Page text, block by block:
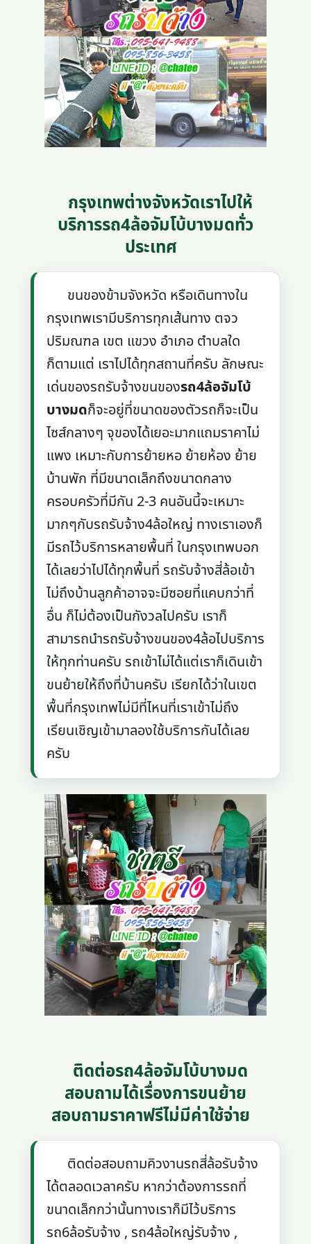
กรุงเทพต่างจังหวัดเราไปให้
บริการรถ4ล้อจัมโบ้บางมดทั่ว
ประเทศ
ขนของข้ามจังหวัด หรือเดินทางใน
กรุงเทพเรามีบริการทุกเส้นทาง ตจว
ปริมณฑล เขต แขวง อำเภอ ตำบลใด
ก็ตามแต่ เราไปได้ทุกสถานที่ครับ ลักษณะ
เด่นของรถรับจ้างขนของรถ4ล้อจัมโบ้
บางมดก็จะอยู่ที่ขนาดของตัวรถก็จะเป็น
ไซส์กลางๆ จุของได้เยอะมากแถมราคาไม่
แพง เหมาะกับการย้ายหอ ย้ายห้อง ย้าย
บ้านพัก ที่มีขนาดเล็กถึงขนาดกลาง
ครอบครัวที่มีกัน 2-3 คนอันนี้จะเหมาะ
มากๆกับรถรับจ้าง4ล้อใหญ่ ทางเราเองก็
มีรถไว้บริการหลายพื้นที่ ในกรุงเทพบอก
ได้เลยว่าไปได้ทุกพื้นที่ รถรับจ้างสี่ล้อเข้า
ไม่ถึงบ้านลูกค้าอาจจะมีซอยที่แคบกว่าที่
อื่น ก็ไม่ต้องเป็นกังวลไปครับ เราก็
สามารถนำรถรับจ้างขนของ4ล้อไปบริการ
ให้ทุกท่านครับ รถเข้าไม่ได้แต่เราก็เดินเข้า
ขนย้ายให้ถึงที่บ้านครับ เรียกได้ว่าในเขต
พื้นที่กรุงเทพไม่มีที่ไหนที่เราเข้าไม่ถึง
เรียนเชิญเข้ามาลองใช้บริการกันได้เลย
ครับ
ติดต่อรถ4ล้อจัมโบ้บางมด
สอบถามได้เรื่องการขนย้าย
สอบถามราคาฟรีไม่มีค่าใช้จ่าย
ติดต่อสอบถามคิวงานรถสี่ล้อรับจ้าง
ได้ตลอดเวลาครับ หากว่าต้องการรถที่
ขนาดเล็กกว่านั้นทางเราก็มีไว้บริการ
รถ6ล้อรับจ้าง , รถ4ล้อใหญ่รับจ้าง ,